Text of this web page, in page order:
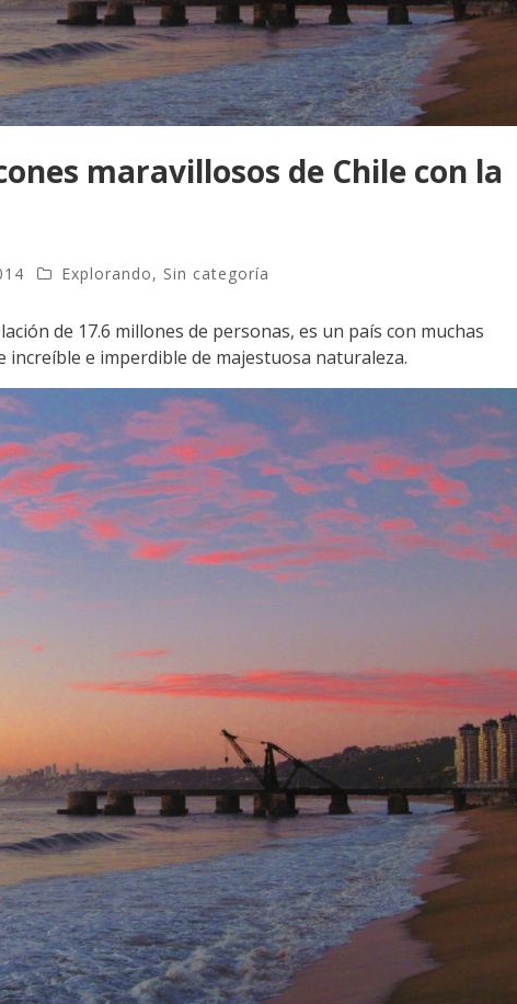
maravillosos de Chile con la
Explorando, Sin categoría
de 17.6 millones de personas, es un país con muchas
increíble e imperdible de majestuosa naturaleza.